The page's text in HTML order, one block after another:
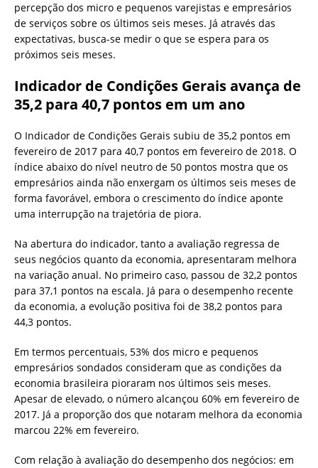
percepção dos micro e pequenos varejistas e empresários
de serviços sobre os últimos seis meses. Já através das
expectativas, busca-se medir o que se espera para os
próximos seis meses.
Indicador de Condições Gerais avança de
35,2 para 40,7 pontos em um ano
O Indicador de Condições Gerais subiu de 35,2 pontos em
fevereiro de 2017 para 40,7 pontos em fevereiro de 2018. O
índice abaixo do nível neutro de 50 pontos mostra que os
empresários ainda não enxergam os últimos seis meses de
forma favorável, embora o crescimento do índice aponte
uma interrupção na trajetória de piora.
Na abertura do indicador, tanto a avaliação regressa de
seus negócios quanto da economia, apresentaram melhora
na variação anual. No primeiro caso, passou de 32,2 pontos
para 37,1 pontos na escala. Já para o desempenho recente
da economia, a evolução positiva foi de 38,2 pontos para
44,3 pontos.
Em termos percentuais, 53% dos micro e pequenos
empresários sondados consideram que as condições da
economia brasileira pioraram nos últimos seis meses.
Apesar de elevado, o número alcançou 60% em fevereiro de
2017. Já a proporção dos que notaram melhora da economia
marcou 22% em fevereiro.
Com relação à avaliação do desempenho dos negócios: em